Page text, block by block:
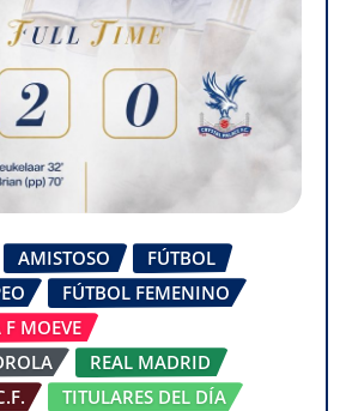
AMISTOSO
FÚTBOL
FÚTBOL FEMENINO
F MOEVE
REAL MADRID
TITULARES DEL DÍA